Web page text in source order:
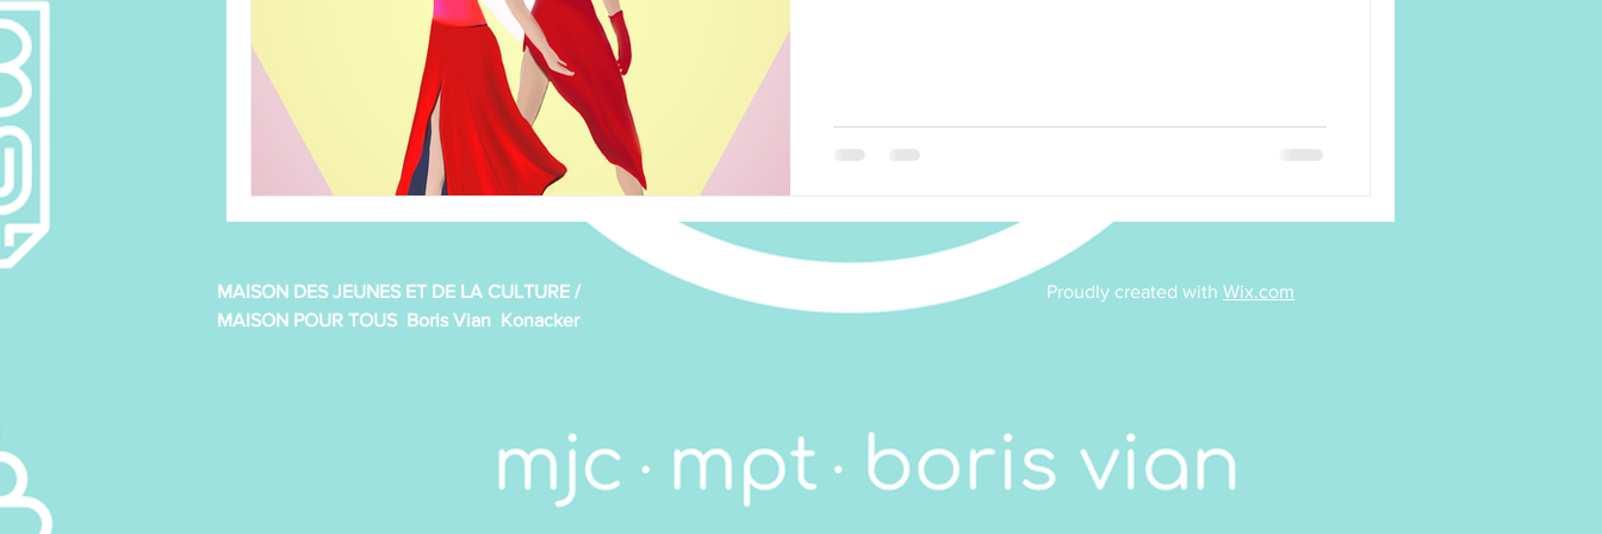
Loisirs créatifs Marche
P'tits pâtissiers enfant Qi gong Scrabble Solidarité de proximité
Tricot/crochet
MAISON DES JEUNES ET DE LA CULTURE /
MAISON POUR TOUS Boris Vian Konacker
Proudly created with Wix.com